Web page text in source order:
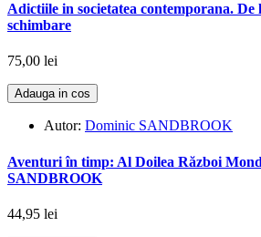
Adictiile in societatea contemporana. De
schimbare
75,00 lei
Adauga in cos
Autor: Dominic SANDBROOK
Aventuri în timp: Al Doilea Război
SANDBROOK
44,95 lei